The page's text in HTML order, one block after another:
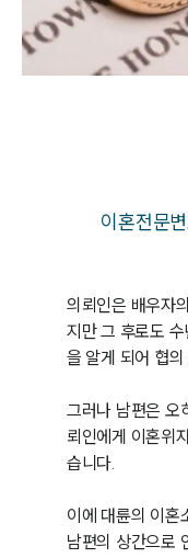
이혼전문
의뢰인은 배우자
지만 그 후로도
을 알게 되어 협
그러나 남편은 오
뢰인에게 이혼위
습니다.
이에 대륜의 이혼
남편의 상간으로